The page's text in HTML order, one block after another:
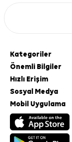
Kategoriler
Önemli Bilgiler
Hızlı Erişim
Sosyal Medya
Mobil Uygulama